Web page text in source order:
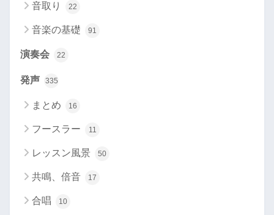
音取り 22
音楽の基礎 91
演奏会 22
発声 335
まとめ 16
フースラー 11
レッスン風景 50
共鳴、倍音 17
合唱 10